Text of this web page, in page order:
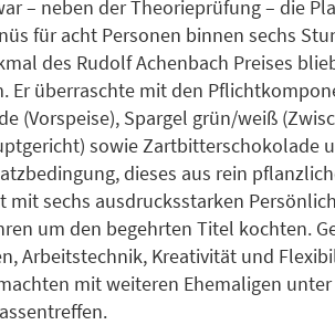
– neben der Theorieprüfung – die
für acht Personen binnen sechs
des Rudolf Achenbach Preises
Er überraschte mit den
(Vorspeise), Spargel grün/weiß
sowie Zartbitterschokolade
dieses aus rein
mit sechs ausdrucksstarken
um den begehrten Titel kochten.
Arbeitstechnik, Kreativität und
mit weiteren Ehemaligen